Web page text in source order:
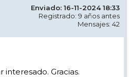
Enviado: 16-11-2024 18:33
Registrado: 9 años antes
Mensajes: 42
Gracias.